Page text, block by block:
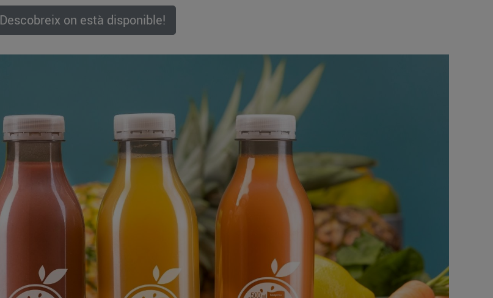
Descobreix on està disponible!